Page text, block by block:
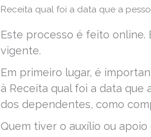
Receita qual foi a data que a
Este processo é feito
vigente.
Em primeiro lugar, é
à Receita qual foi a data que
dos dependentes, como
Quem tiver o auxílio ou